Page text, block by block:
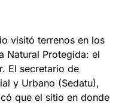
visitó terrenos en los
Natural Protegida: el
El secretario de
y Urbano (Sedatu),
que el sitio en donde